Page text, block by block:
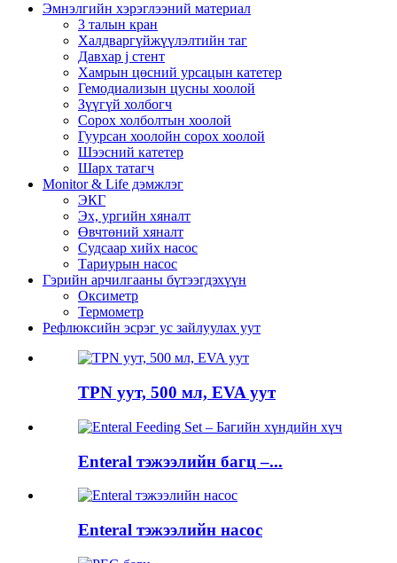
Эмнэлгийн хэрэглээний материал
3 талын кран
Халдваргүйжүүлэлтийн таг
Давхар j стент
Хамрын цөсний урсацын катетер
Гемодиализын цусны хоолой
Зүүгүй холбогч
Сорох холболтын хоолой
Гуурсан хоолойн сорох хоолой
Шээсний катетер
Шарх татагч
Monitor & Life дэмжлэг
ЭКГ
Эх, ургийн хяналт
Өвчтөний хяналт
Судсаар хийх насос
Тариурын насос
Гэрийн арчилгааны бүтээгдэхүүн
Оксиметр
Термометр
Рефлюксийн эсрэг ус зайлуулах уут
TPN уут, 500 мл, EVA уут
Enteral тэжээлийн багц –...
Enteral тэжээлийн насос